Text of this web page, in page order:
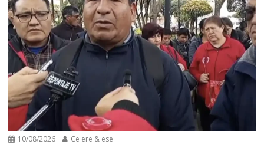
10/08/2026 Ce ere & ese